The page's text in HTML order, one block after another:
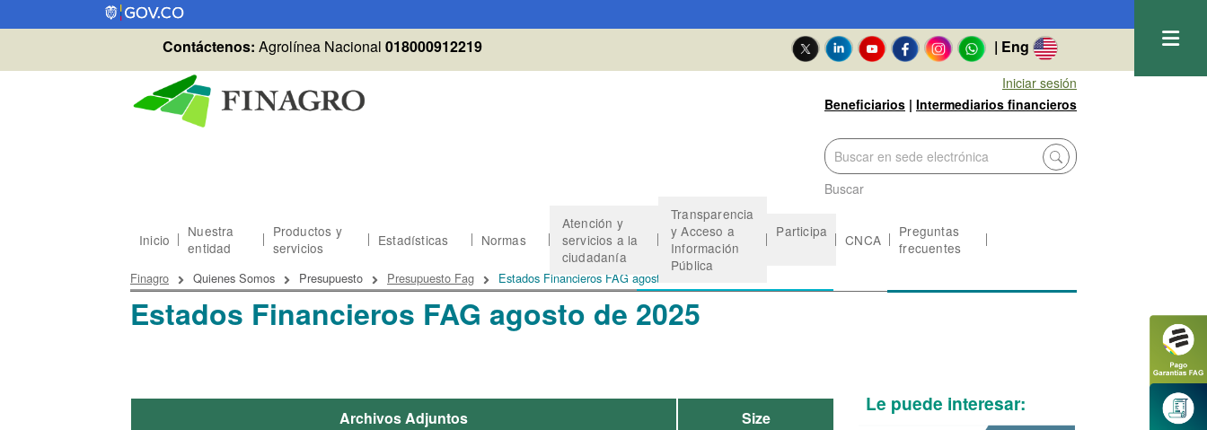
Pasar al contenido principal
Contáctenos: Agrolínea Nacional 018000912219 | Eng
Iniciar sesión
Beneficiarios | Intermediarios financieros
Buscar
Inicio
Nuestra
entidad
Productos y
servicios
Estadísticas Normas
Atención y
servicios a la
ciudadanía
Transparencia
y Acceso a
Información
Pública
Participa CNCA
Preguntas
frecuentes
Estados Financieros FAG agosto de 2025
Sobrescribir enlaces de ayuda a la navegación
Finagro Quienes Somos Presupuesto Presupuesto Fag Estados Financieros FAG agosto de 2025
Archivos Adjuntos
Size
Le puede interesar: